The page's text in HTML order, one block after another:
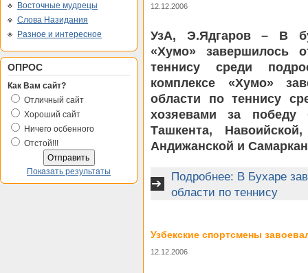
Восточные мудрецы
Слова Назидания
Разное и интересное
ОПРОС
Как Вам сайт?
Отличный сайт
Хороший сайт
Ничего осбенного
Отстой!!!
Показать результаты
12.12.2006
УзА, Э.Ядгаров – В
«Хумо» завершилось
теннису среди
комплексе «Хумо»
области по теннису
хозяевами за победу
Ташкента,
Андижанской и
Подробнее: В Бухаре
области по теннису
Узбекские спортсмены
12.12.2006